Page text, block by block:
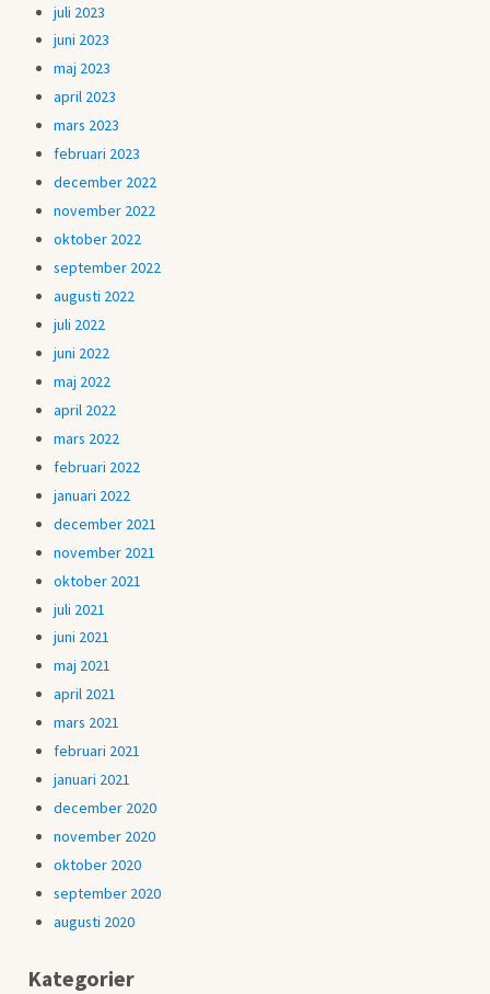
juli 2023
juni 2023
maj 2023
april 2023
mars 2023
februari 2023
december 2022
november 2022
oktober 2022
september 2022
augusti 2022
juli 2022
juni 2022
maj 2022
april 2022
mars 2022
februari 2022
januari 2022
december 2021
november 2021
oktober 2021
juli 2021
juni 2021
maj 2021
april 2021
mars 2021
februari 2021
januari 2021
december 2020
november 2020
oktober 2020
september 2020
augusti 2020
Kategorier